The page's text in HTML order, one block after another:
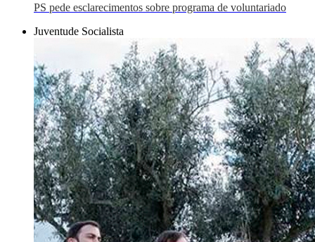
PS pede esclarecimentos sobre programa de voluntariado
Juventude Socialista